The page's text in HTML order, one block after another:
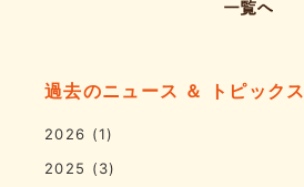
過去のニュース ＆ トピックス
2026 (1)
2025 (3)